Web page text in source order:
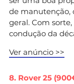
de manutenção,
geral. Com
condução da
Ver anúncio >>
8. Rover 25